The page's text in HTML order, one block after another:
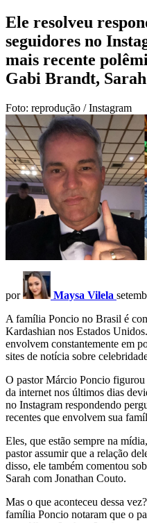
Ele resolveu
seguidores no
mais recente
Gabi Brandt,
Foto: reprodução / Instagram
por Maysa Vilela
A família Poncio no Brasil é
Kardashian nos Estados
envolvem constantemente em
sites de notícia sobre
O pastor Márcio Poncio figurou
da internet nos últimos dias
no Instagram respondendo
recentes que envolvem sua
Eles, que estão sempre na
pastor assumir que a relação
disso, ele também comentou
Sarah com Jonathan Couto.
Mas o que aconteceu dessa
família Poncio notaram que o